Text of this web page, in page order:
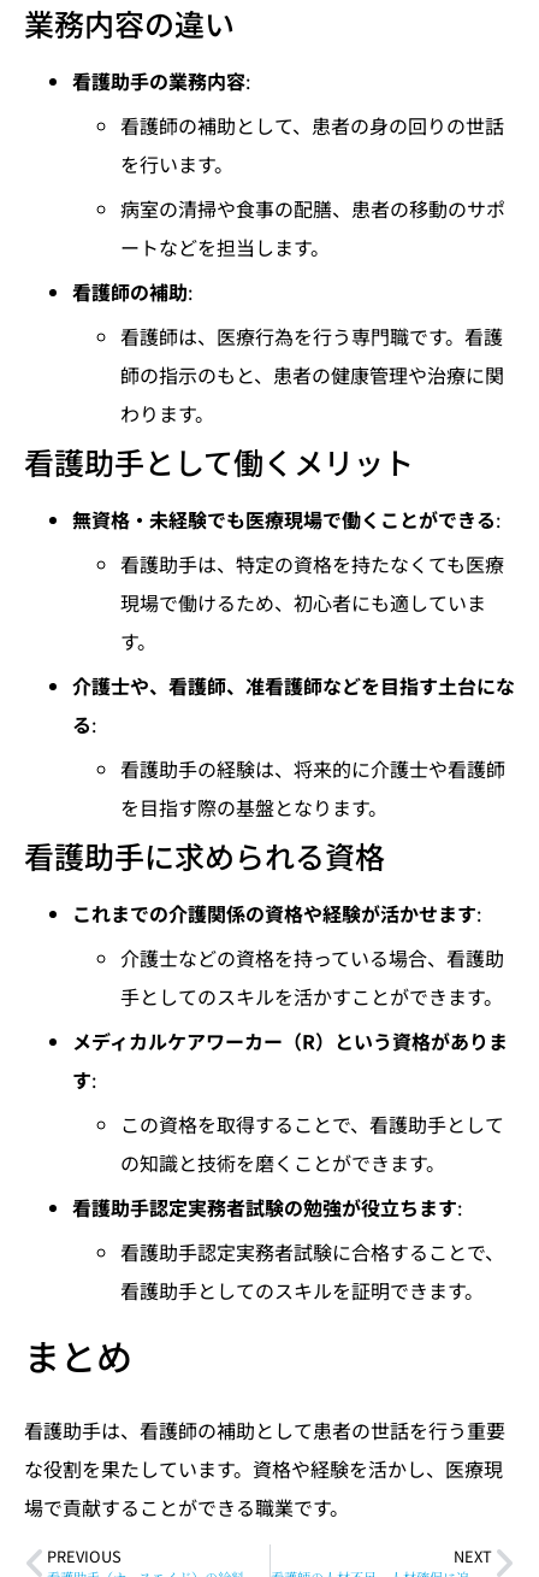
業務内容の違い
看護助手の業務内容:
看護師の補助として、患者の身の回りの世話
を行います。
病室の清掃や食事の配膳、患者の移動のサポ
ートなどを担当します。
看護師の補助:
看護師は、医療行為を行う専門職です。看護
師の指示のもと、患者の健康管理や治療に関
わります。
看護助手として働くメリット
無資格・未経験でも医療現場で働くことができる:
看護助手は、特定の資格を持たなくても医療
現場で働けるため、初心者にも適していま
す。
介護士や、看護師、准看護師などを目指す土台にな
る:
看護助手の経験は、将来的に介護士や看護師
を目指す際の基盤となります。
看護助手に求められる資格
これまでの介護関係の資格や経験が活かせます:
介護士などの資格を持っている場合、看護助
手としてのスキルを活かすことができます。
メディカルケアワーカー（R）という資格がありま
す:
この資格を取得することで、看護助手として
の知識と技術を磨くことができます。
看護助手認定実務者試験の勉強が役立ちます:
看護助手認定実務者試験に合格することで、
看護助手としてのスキルを証明できます。
まとめ
看護助手は、看護師の補助として患者の世話を行う重要
な役割を果たしています。資格や経験を活かし、医療現
場で貢献することができる職業です。
PREVIOUS NEXT